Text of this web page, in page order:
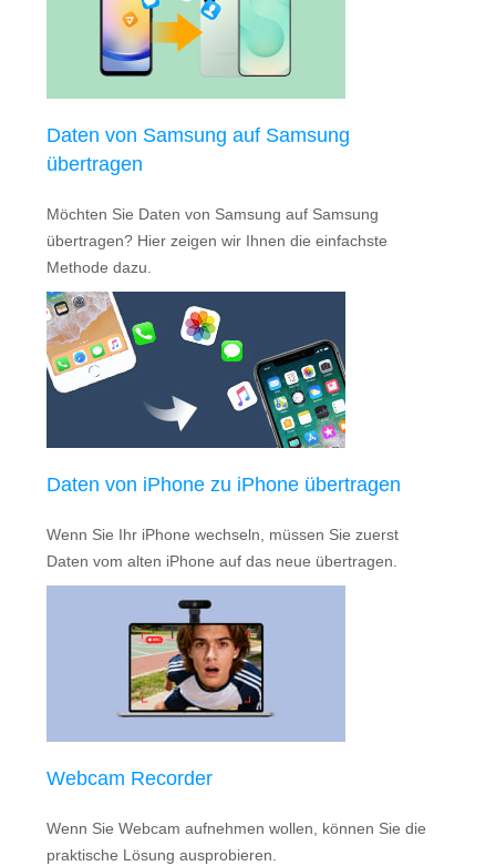
Daten von Samsung auf Samsung
übertragen
Möchten Sie Daten von Samsung auf Samsung
übertragen? Hier zeigen wir Ihnen die einfachste
Methode dazu.
Daten von iPhone zu iPhone übertragen
Wenn Sie Ihr iPhone wechseln, müssen Sie zuerst
Daten vom alten iPhone auf das neue übertragen.
Webcam Recorder
Wenn Sie Webcam aufnehmen wollen, können Sie die
praktische Lösung ausprobieren.